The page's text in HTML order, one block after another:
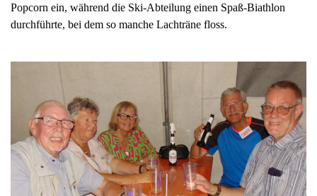
Popcorn ein, während die Ski-Abteilung einen Spaß-Biathlon
durchführte, bei dem so manche Lachträne floss.